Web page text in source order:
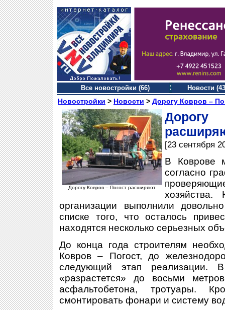
Все новостройки (66) Новости
Новостройки > Новости > Дорогу Ковров –
Дорогу Ковров – Погост расширяют
[23 сентября
В Коврове
согласно
организации выполнили
списке того, что осталось
находятся несколько серьезных
До конца года строителям
Ковров – Погост, до
следующий этап реализации.
«разрастется» до восьми
асфальтобетона, тротуары.
смонтировать фонари и систему